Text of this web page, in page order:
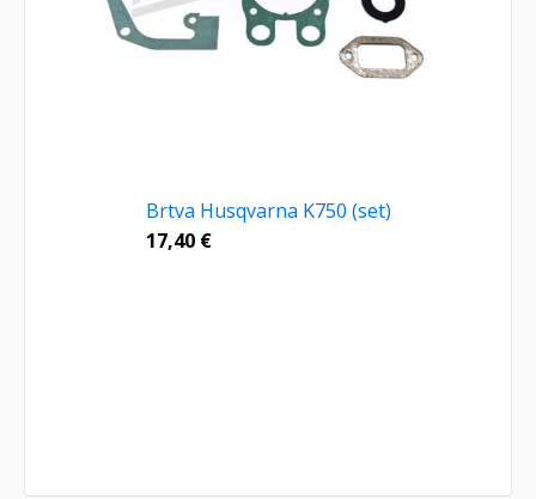
Brtva Husqvarna K750 (set)
17,40 €